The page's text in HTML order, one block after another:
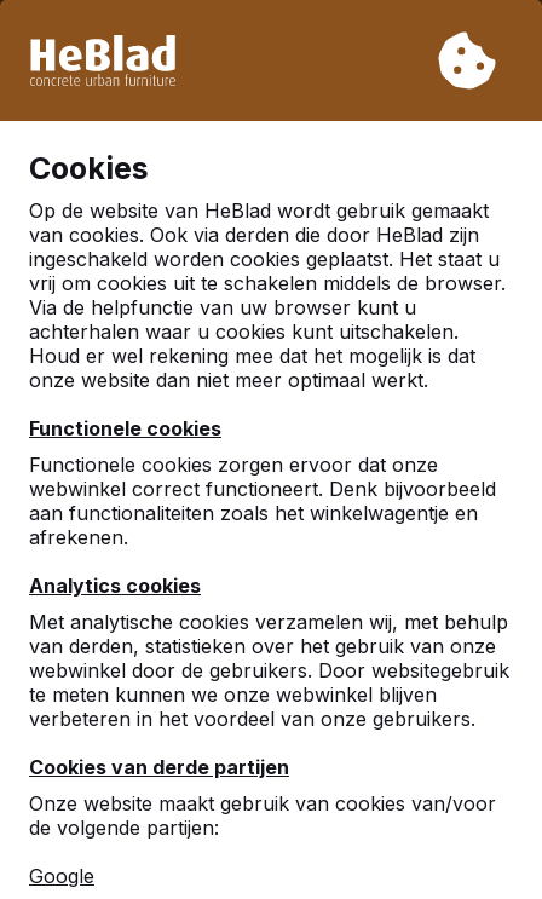
week 33. Houdt u daarom rekening met langere levertijden.
Cookies
Op de website van HeBlad wordt gebruik gemaakt
van cookies. Ook via derden die door HeBlad zijn
ingeschakeld worden cookies geplaatst. Het staat u
vrij om cookies uit te schakelen middels de browser.
Via de helpfunctie van uw browser kunt u
achterhalen waar u cookies kunt uitschakelen.
Houd er wel rekening mee dat het mogelijk is dat
onze website dan niet meer optimaal werkt.
Functionele cookies
Functionele cookies zorgen ervoor dat onze
webwinkel correct functioneert. Denk bijvoorbeeld
aan functionaliteiten zoals het winkelwagentje en
afrekenen.
Analytics cookies
Met analytische cookies verzamelen wij, met behulp
van derden, statistieken over het gebruik van onze
webwinkel door de gebruikers. Door websitegebruik
te meten kunnen we onze webwinkel blijven
verbeteren in het voordeel van onze gebruikers.
Cookies van derde partijen
Onze website maakt gebruik van cookies van/voor
de volgende partijen:
Google
Al meer dan 30.000 producten verkocht
Nederland
Referenties in:
Doetinchem
locatie.